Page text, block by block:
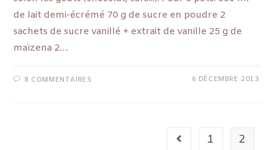
de lait demi-écrémé 70 g de sucre en poudre 2
sachets de sucre vanillé + extrait de vanille 25 g de
maïzena 2…
8 COMMENTAIRES 6 DÉCEMBRE 2013
1 2